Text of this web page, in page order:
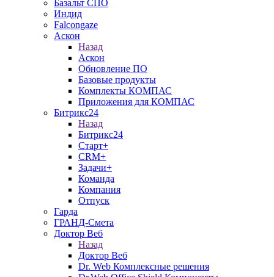
Базальт СПО
Индид
Falcongaze
Аскон
Назад
Аскон
Обновление ПО
Базовые продукты
Комплекты КОМПАС
Приложения для КОМПАС
Битрикс24
Назад
Битрикс24
Старт+
CRM+
Задачи+
Команда
Компания
Отпуск
Гарда
ГРАНД-Смета
Доктор Веб
Назад
Доктор Веб
Dr. Web Комплексные решения